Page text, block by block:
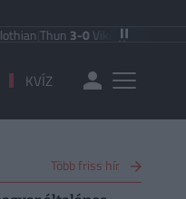
|Thun3-0Vikingur Reykjavik
KVÍZ
Több friss hír